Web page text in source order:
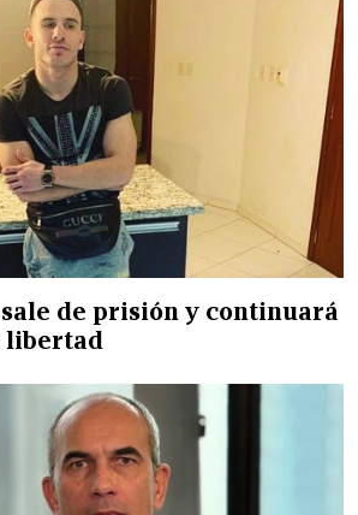
de prisión y continuará
libertad